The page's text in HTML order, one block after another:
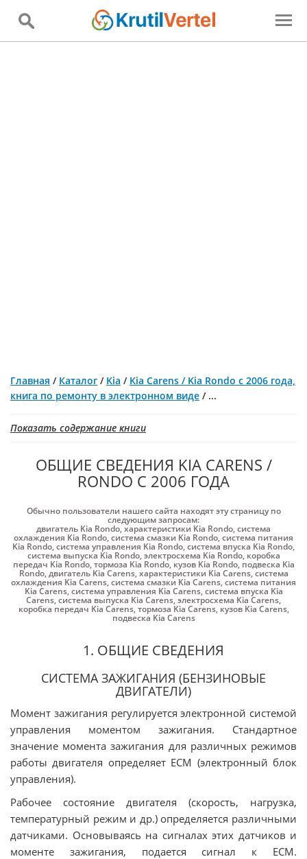
Главная / Каталог / Kia / Kia Carens / Kia Rondo с 2006 года,
книга по ремонту в электронном виде / ...
Показать содержание книги
ОБЩИЕ СВЕДЕНИЯ KIA CARENS /
RONDO С 2006 ГОДА
Обычно пользователи нашего сайта находят эту страницу по
следующим запросам:
двигатель Kia Rondo,характеристики Kia Rondo,система
охлаждения Kia Rondo,система смазки Kia Rondo,система питания
Kia Rondo,система управления Kia Rondo,система впуска Kia Rondo,
система выпуска Kia Rondo,электросхема Kia Rondo, коробка
передач Kia Rondo,тормоза Kia Rondo, кузов Kia Rondo, подвеска Kia
Rondo,двигатель Kia Carens,характеристики Kia Carens,система
охлаждения Kia Carens,система смазки Kia Carens,система питания
Kia Carens,система управления Kia Carens,система впуска Kia
Carens,система выпуска Kia Carens,электросхема Kia Carens,
коробка передач Kia Carens,тормоза Kia Carens, кузов Kia Carens,
подвеска Kia Carens
1. ОБЩИЕ СВЕДЕНИЯ
СИСТЕМА ЗАЖИГАНИЯ (БЕНЗИНОВЫЕ
ДВИГАТЕЛИ)
Момент зажигания регулируется электронной системой
управления моментом зажигания. Стандартное
значение момента зажигания для различных режимов
работы двигателя определяет ЕСМ (электронный блок
управления).
Рабочее состояние двигателя (скорость, нагрузка,
температурный режим и др.) определяется различными
датчиками. Основываясь на сигналах этих датчиков и
моменте зажигания, подается сигнал к ЕСМ.